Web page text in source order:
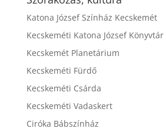
Katona József Színház Kecskemét
Kecskeméti Katona József Könyvtár
Kecskemét Planetárium
Kecskeméti Fürdő
Kecskeméti Csárda
Kecskeméti Vadaskert
Ciróka Bábszínház